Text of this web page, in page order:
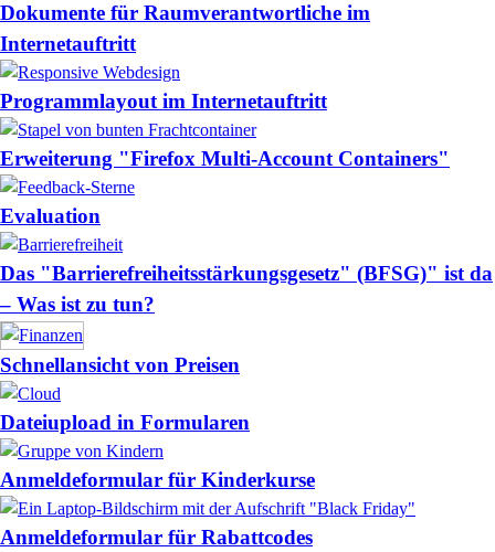
Dokumente für Raumverantwortliche im
Internetauftritt
Programmlayout im Internetauftritt
Erweiterung "Firefox Multi-Account Containers"
Evaluation
Das "Barrierefreiheitsstärkungsgesetz" (BFSG)" ist da
– Was ist zu tun?
Schnellansicht von Preisen
Dateiupload in Formularen
Anmeldeformular für Kinderkurse
Anmeldeformular für Rabattcodes